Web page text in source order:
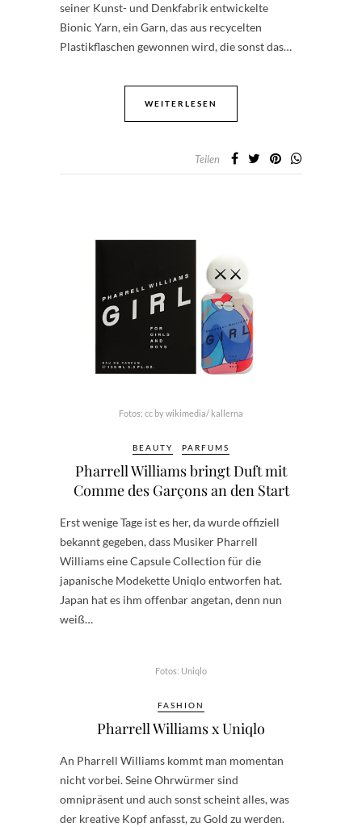
seiner Kunst- und Denkfabrik entwickelte
Bionic Yarn, ein Garn, das aus recycelten
Plastikflaschen gewonnen wird, die sonst das…
WEITERLESEN
Teilen
Fotos: cc by wikimedia/ kallerna
BEAUTY PARFUMS
Pharrell Williams bringt Duft mit
Comme des Garçons an den Start
Erst wenige Tage ist es her, da wurde offiziell
bekannt gegeben, dass Musiker Pharrell
Williams eine Capsule Collection für die
japanische Modekette Uniqlo entworfen hat.
Japan hat es ihm offenbar angetan, denn nun
weiß…
Fotos: Uniqlo
FASHION
Pharrell Williams x Uniqlo
An Pharrell Williams kommt man momentan
nicht vorbei. Seine Ohrwürmer sind
omnipräsent und auch sonst scheint alles, was
der kreative Kopf anfasst, zu Gold zu werden.